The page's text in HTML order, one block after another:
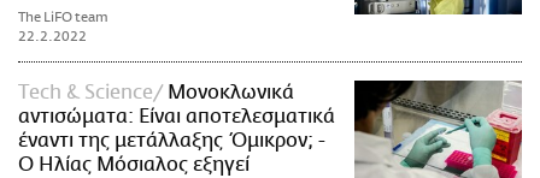
The LiFO team
22.2.2022
Τech & Science
Μονοκλωνικά
αντισώματα: Είναι αποτελεσματικά
έναντι της μετάλλαξης Όμικρον; -
Ο Ηλίας Μόσιαλος εξηγεί